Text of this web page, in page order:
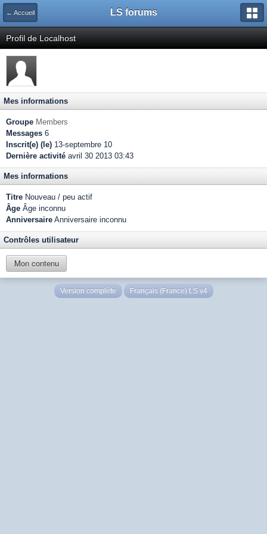
← Accueil LS forums
Profil de Localhost
Mes informations
Groupe Members
Messages 6
Inscrit(e) (le) 13-septembre 10
Dernière activité avril 30 2013 03:43
Mes informations
Titre Nouveau / peu actif
Âge Âge inconnu
Anniversaire Anniversaire inconnu
Contrôles utilisateur
Mon contenu
Version complète Français (France) LS v4